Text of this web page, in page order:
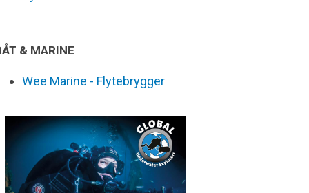
& MARINE
Wee Marine - Flytebrygger